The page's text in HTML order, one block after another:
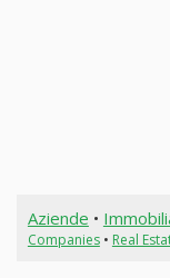
Aziende •
Companies• Real